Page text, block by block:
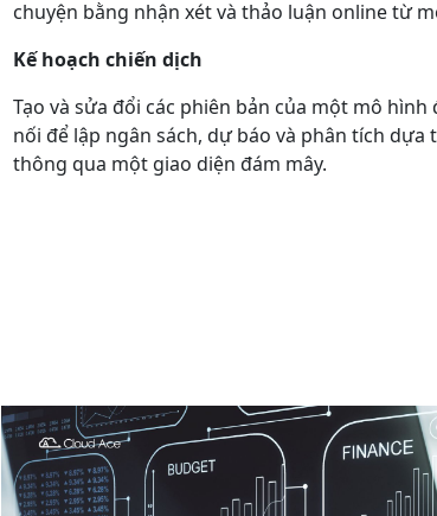
chuyện bằng nhận xét và thảo luận online từ
Kế hoạch chiến dịch
Tạo và sửa đổi các phiên bản của một mô hình
nối để lập ngân sách, dự báo và phân tích dựa
thông qua một giao diện đám mây.